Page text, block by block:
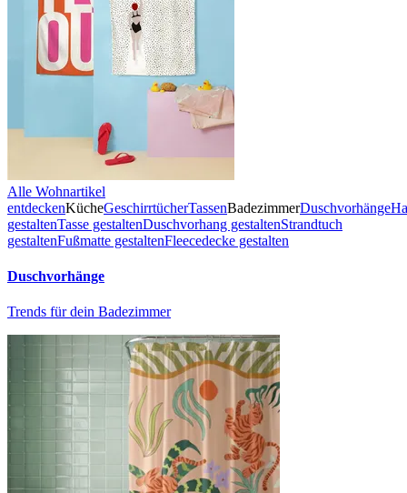
Alle Wohnartikel
entdeckenKücheGeschirrtücherTassenBadezimmerDuschvorhänge
gestaltenTasse gestaltenDuschvorhang gestaltenStrandtuch
gestaltenFußmatte gestaltenFleecedecke gestalten
Duschvorhänge
Trends für dein Badezimmer